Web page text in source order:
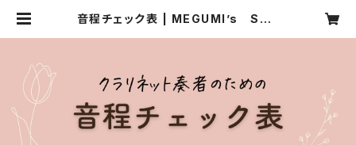
音程チェック表 | MEGUMI’s SHO